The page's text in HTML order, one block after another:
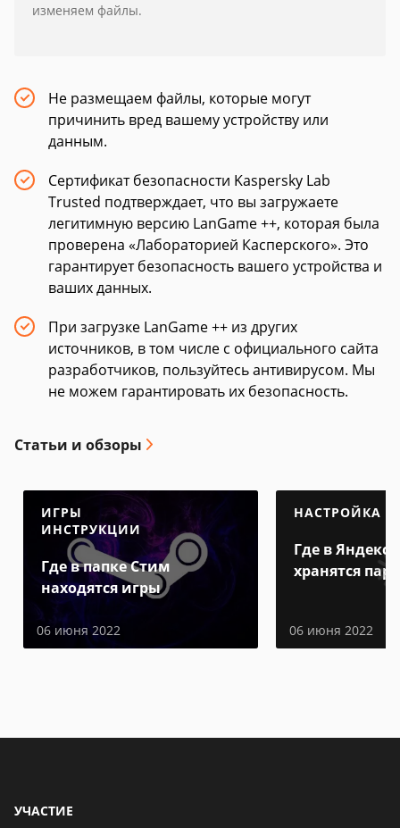
изменяем файлы.
Не размещаем файлы, которые могут
причинить вред вашему устройству или
данным.
Сертификат безопасности Kaspersky Lab
Trusted подтверждает, что вы загружаете
легитимную версию LanGame ++, которая была
проверена «Лабораторией Касперского». Это
гарантирует безопасность вашего устройства и
ваших данных.
При загрузке LanGame ++ из других
источников, в том числе с официального сайта
разработчиков, пользуйтесь антивирусом. Мы
не можем гарантировать их безопасность.
Статьи и обзоры
ИГРЫ
ИНСТРУКЦИИ
Где в папке Стим
находятся игры
06 июня 2022
НАСТРОЙКА
Где в Яндекс
хранятся
06 июня 2022
УЧАСТИЕ